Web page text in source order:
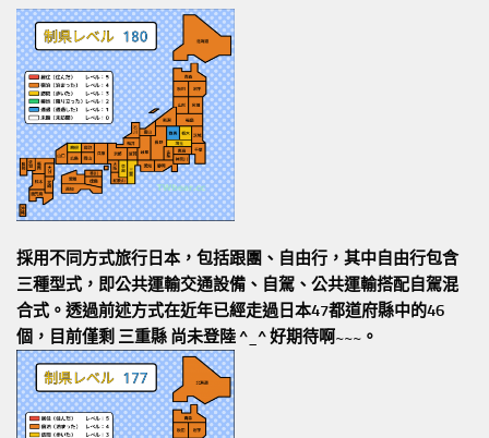
採用不同方式旅行日本，包括跟團、自由行，其中自由行包含
三種型式，即公共運輸交通設備、自駕、公共運輸搭配自駕混
合式。透過前述方式在近年已經走過日本47都道府縣中的46
個，目前僅剩 三重縣 尚未登陸 ^_^ 好期待啊~~~。